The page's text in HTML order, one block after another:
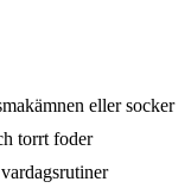
eller socker
torrt foder